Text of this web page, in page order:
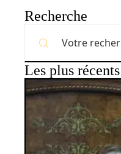
Recherche
Les plus récents